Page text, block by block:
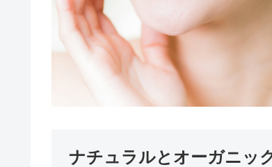
ナチュラルとオーガニッ